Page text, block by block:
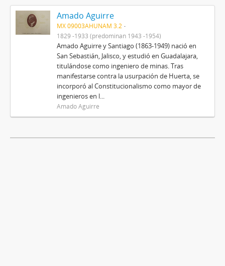
Amado Aguirre
MX 09003AHUNAM 3.2
1829 -1933 (predominan 1943 -1954)
Amado Aguirre y Santiago (1863-1949) nació en
San Sebastián, Jalisco, y estudió en Guadalajara,
titulándose como ingeniero de minas. Tras
manifestarse contra la usurpación de Huerta, se
incorporó al Constitucionalismo como mayor de
ingenieros en l...
Amado Aguirre